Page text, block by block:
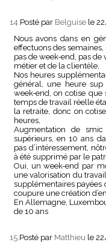
14.Posté par Belguise le
Nous avons dans en
effectuons des
pas de week-end, pas de
métier et de la clientèle,
Nos heures
général, une heure
week-end, on cotise
temps de travail réelle
la retraite, donc on
heures,
Augmentation de smic
supérieurs, en 10 ans
pas d’intéressement,
à été supprimé par le
Oui, un week-end par
une valorisation du
supplémentaires payées
coupure une création
En Allemagne,
de 10 ans
15.Posté par Matthieu le